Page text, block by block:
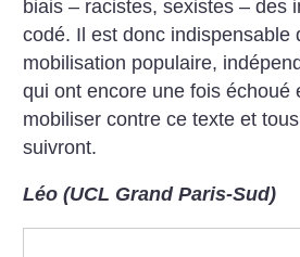
biais – racistes, sexistes – des
codé. Il est donc indispensable
mobilisation populaire,
qui ont encore une fois échoué
mobiliser contre ce texte et
suivront.
Léo (UCL Grand Paris-Sud)